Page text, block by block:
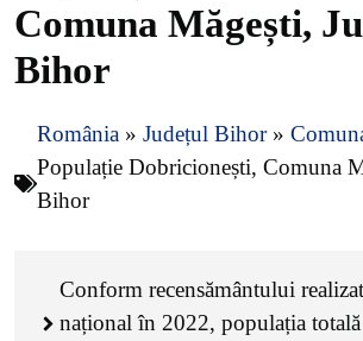
Comuna Măgești,
Bihor
România » Județul Bihor»
Populație Dobricionești, Comuna
Bihor
Conform recensământului
național în 2022, populația